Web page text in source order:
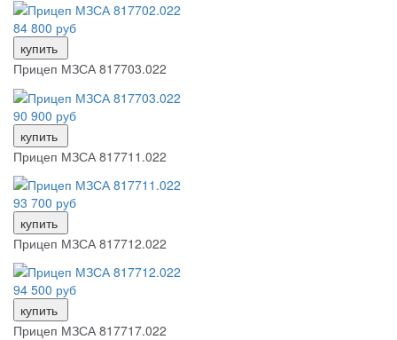
84 800 руб
купить
Прицеп МЗСА 817703.022
90 900 руб
купить
Прицеп МЗСА 817711.022
93 700 руб
купить
Прицеп МЗСА 817712.022
94 500 руб
купить
Прицеп МЗСА 817717.022